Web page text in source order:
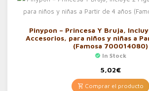
Pinypon – Princesa Y Bruja,
Accesorios, para niños y niñas a
(Famosa 700014080)
In Stock
5,02€
Comprar el producto